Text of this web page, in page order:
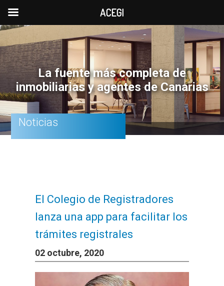
Saltar
a
la
navegación
principal
Saltar
al
contenido
principal
Saltar
a
la
barra
lateral
principal
La fuente más completa de
inmobiliarias y agentes de Canarias
Noticias
El Colegio de Registradores
lanza una app para facilitar los
trámites registrales
02 octubre, 2020
ACEGI